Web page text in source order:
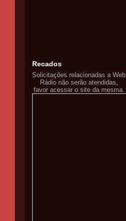
Recados
Solicitações relacionadas a Web
Rádio não serão atendidas,
favor acessar o site da mesma.